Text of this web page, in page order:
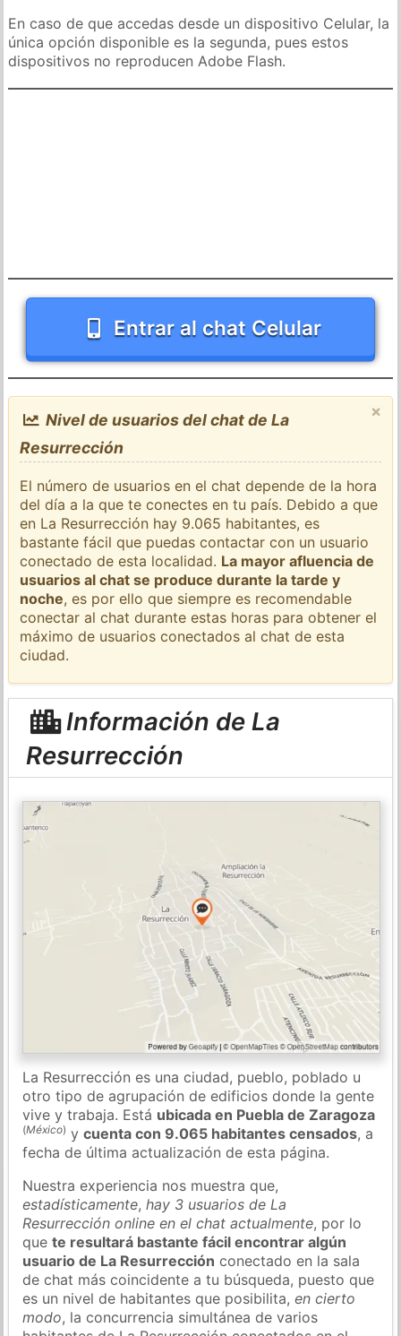
En caso de que accedas desde un dispositivo Celular, la
única opción disponible es la segunda, pues estos
dispositivos no reproducen Adobe Flash.
Entrar al chat Celular
×
Nivel de usuarios del chat de La
Resurrección
El número de usuarios en el chat depende de la hora
del día a la que te conectes en tu país. Debido a que
en La Resurrección hay 9.065 habitantes, es
bastante fácil que puedas contactar con un usuario
conectado de esta localidad. La mayor afluencia de
usuarios al chat se produce durante la tarde y
noche, es por ello que siempre es recomendable
conectar al chat durante estas horas para obtener el
máximo de usuarios conectados al chat de esta
ciudad.
Información de La
Resurrección
La Resurrección es una ciudad, pueblo, poblado u
otro tipo de agrupación de edificios donde la gente
vive y trabaja. Está ubicada en Puebla de Zaragoza
(México) ycuenta con 9.065 habitantes censados, a
fecha de última actualización de esta página.
Nuestra experiencia nos muestra que,
estadísticamente,hay 3 usuarios de La
Resurrección online en el chat actualmente, por lo
quete resultará bastante fácil encontrar algún
usuario de La Resurrección conectado en la sala
de chat más coincidente a tu búsqueda, puesto que
es un nivel de habitantes que posibilita,en cierto
modo, la concurrencia simultánea de varios